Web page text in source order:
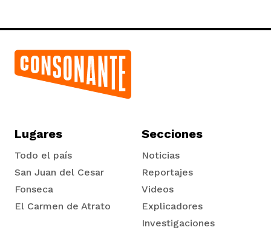
Lugares
Todo el país
San Juan del Cesar
Fonseca
El Carmen de Atrato
Secciones
Noticias
Reportajes
Videos
Explicadores
Investigaciones